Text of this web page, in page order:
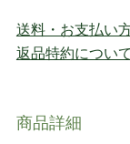
送料・お支払い
返品特約について
商品詳細